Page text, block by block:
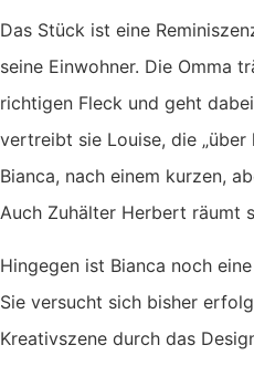
Das Stück ist eine
seine Einwohner. Die Omma
richtigen Fleck und geht
vertreibt sie Louise, die
Bianca, nach einem kurzen,
Auch Zuhälter Herbert räumt
Hingegen ist Bianca noch
Sie versucht sich bisher
Kreativszene durch das